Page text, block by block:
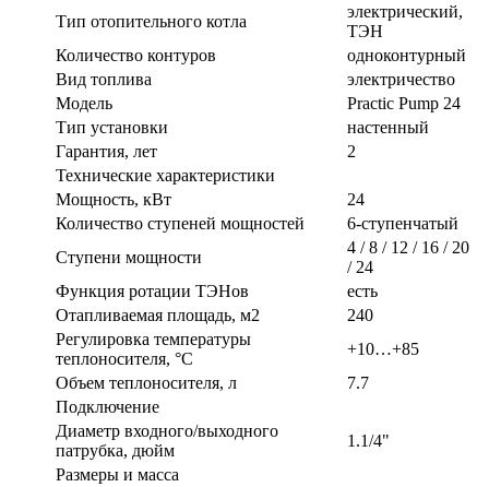
Тип отопительного котла
электрический,
ТЭН
Количество контуров
одноконтурный
Вид топлива
электричество
Модель
Practic Pump 24
Тип установки
настенный
Гарантия, лет
2
Технические характеристики
Мощность, кВт
24
Количество ступеней мощностей
6-ступенчатый
Ступени мощности
4 / 8 / 12 / 16 / 20
/ 24
Функция ротации ТЭНов
есть
Отапливаемая площадь, м2
240
Регулировка температуры
теплоносителя, °С
+10…+85
Объем теплоносителя, л
7.7
Подключение
Диаметр входного/выходного
патрубка, дюйм
1.1/4"
Размеры и масса